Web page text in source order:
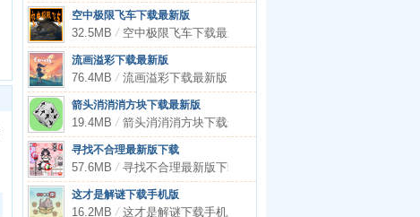
空中极限飞车下载最新版
32.5MB/ 空中极限飞车下载最新版
流画溢彩下载最新版
76.4MB/ 流画溢彩下载最新版
箭头消消消方块下载最新版
19.4MB/ 箭头消消消方块下载最新版
寻找不合理最新版下载
57.6MB/ 寻找不合理最新版下载
这才是解谜下载手机版
16.2MB/ 这才是解谜下载手机版